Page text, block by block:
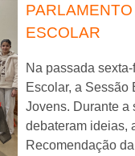
ESCOLAR
Na passada
Escolar, a Sessão
Jovens. Durante a
debateram ideias,
Recomendação